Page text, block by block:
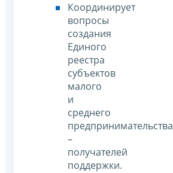
Координирует
вопросы
создания
Единого
реестра
субъектов
малого
и
среднего
предпринимательства
–
получателей
поддержки.